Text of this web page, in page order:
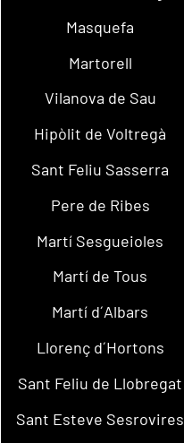
Masquefa
Martorell
Vilanova de Sau
Hipòlit de Voltregà
Sant Feliu Sasserra
Pere de Ribes
Martí Sesgueioles
Martí de Tous
Martí d´Albars
Llorenç d´Hortons
Sant Feliu de Llobregat
Sant Esteve Sesrovires